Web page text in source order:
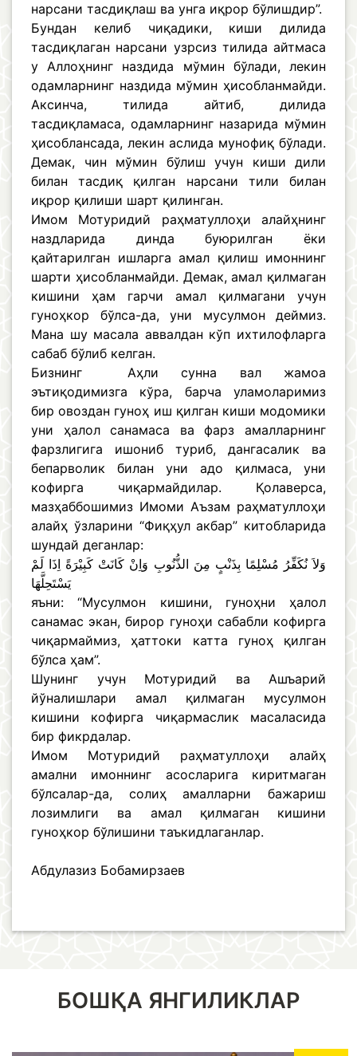
нарсани тасдиқлаш ва унга иқрор бўлишдир”.
Бундан келиб чиқадики, киши дилида
тасдиқлаган нарсани узрсиз тилида айтмаса
у Аллоҳнинг наздида мўмин бўлади, лекин
одамларнинг наздида мўмин ҳисобланмайди.
Аксинча, тилида айтиб, дилида
тасдиқламаса, одамларнинг назарида мўмин
ҳисоблансада, лекин аслида мунофиқ бўлади.
Демак, чин мўмин бўлиш учун киши дили
билан тасдиқ қилган нарсани тили билан
иқрор қилиши шарт қилинган.
Имом Мотуридий раҳматуллоҳи алайҳнинг
наздларида динда буюрилган ёки
қайтарилган ишларга амал қилиш имоннинг
шарти ҳисобланмайди. Демак, амал қилмаган
кишини ҳам гарчи амал қилмагани учун
гуноҳкор бўлса-да, уни мусулмон деймиз.
Мана шу масала аввалдан кўп ихтилофларга
сабаб бўлиб келган.
Бизнинг Аҳли сунна вал жамоа
эътиқодимизга кўра, барча уламоларимиз
бир овоздан гуноҳ иш қилган киши модомики
уни ҳалол санамаса ва фарз амалларнинг
фарзлигига ишониб туриб, дангасалик ва
бепарволик билан уни адо қилмаса, уни
кофирга чиқармайдилар. Қолаверса,
мазҳаббошимиз Имоми Аъзам раҳматуллоҳи
алайҳ ўзларини “Фиқҳул акбар” китобларида
шундай деганлар:
وَلاَ نُكَفِّرُ مُسْلِمًا بِذَنْبٍ مِنَ الذُّنُوبِ وَاِنْ كَانَتْ كَبِيْرَةً اِذَا لَمْ
يَسْتَحِلَّهَا
яъни: “Мусулмон кишини, гуноҳни ҳалол
санамас экан, бирор гуноҳи сабабли кофирга
чиқармаймиз, ҳаттоки катта гуноҳ қилган
бўлса ҳам”.
Шунинг учун Мотуридий ва Ашъарий
йўналишлари амал қилмаган мусулмон
кишини кофирга чиқармаслик масаласида
бир фикрдалар.
Имом Мотуридий раҳматуллоҳи алайҳ
амални имоннинг асосларига киритмаган
бўлсалар-да, солиҳ амалларни бажариш
лозимлиги ва амал қилмаган кишини
гуноҳкор бўлишини таъкидлаганлар.
Абдулазиз Бобамирзаев
БОШҚА ЯНГИЛИКЛАР